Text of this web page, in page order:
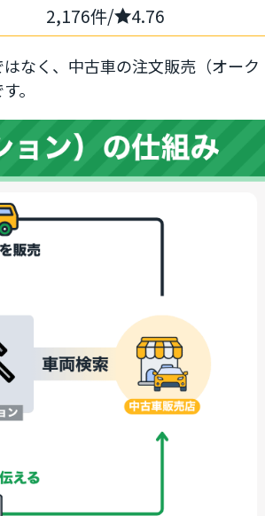
2,176件/ 4.76
なく、中古車の注文販売（オーク
。